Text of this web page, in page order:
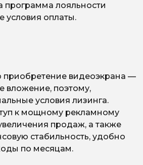
программа лояльности
условия оплаты.
видеоэкрана —
вложение, поэтому,
условия лизинга.
к мощному рекламному
продаж, а также
стабильность, удобно
по месяцам.